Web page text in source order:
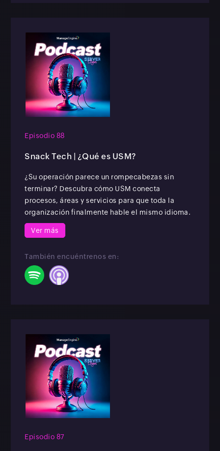
Episodio 88
Snack Tech | ¿Qué es USM?
¿Su operación parece un rompecabezas sin
terminar? Descubra cómo USM conecta
procesos, áreas y servicios para que toda la
organización finalmente hable el mismo idioma.
Ver más
También encuéntrenos en:
Episodio 87